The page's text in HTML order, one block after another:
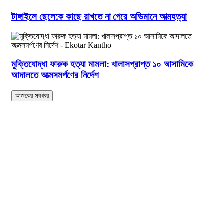
টাঙ্গাইলে ছেলেকে কাছে রাখতে না পেরে অভিমানে আত্মহত্যা
মুক্তিযোদ্ধা ফারুক হত্যা মামলা: খালাসপ্রাপ্ত ১০ আসামিকে
আদালতে আত্মসমর্পণের নির্দেশ